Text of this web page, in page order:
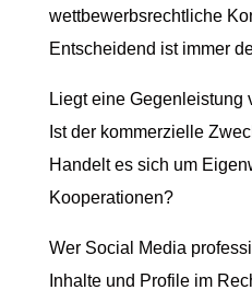
wettbewerbsrechtliche
Entscheidend ist immer
Liegt eine Gegenleistung
Ist der kommerzielle
Handelt es sich um
Kooperationen?
Wer Social Media
Inhalte und Profile im